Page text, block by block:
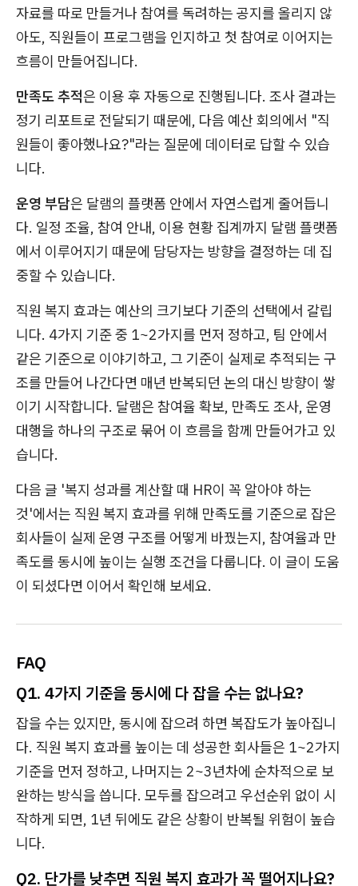
자료를 따로 만들거나 참여를 독려하는 공지를 올리지 않
아도, 직원들이 프로그램을 인지하고 첫 참여로 이어지는
흐름이 만들어집니다.
만족도 추적은 이용 후 자동으로 진행됩니다. 조사 결과는
정기 리포트로 전달되기 때문에, 다음 예산 회의에서 "직
원들이 좋아했나요?"라는 질문에 데이터로 답할 수 있습
니다.
운영 부담은 달램의 플랫폼 안에서 자연스럽게 줄어듭니
다. 일정 조율, 참여 안내, 이용 현황 집계까지 달램 플랫폼
에서 이루어지기 때문에 담당자는 방향을 결정하는 데 집
중할 수 있습니다.
직원 복지 효과는 예산의 크기보다 기준의 선택에서 갈립
니다. 4가지 기준 중 1~2가지를 먼저 정하고, 팀 안에서
같은 기준으로 이야기하고, 그 기준이 실제로 추적되는 구
조를 만들어 나간다면 매년 반복되던 논의 대신 방향이 쌓
이기 시작합니다. 달램은 참여율 확보, 만족도 조사, 운영
대행을 하나의 구조로 묶어 이 흐름을 함께 만들어가고 있
습니다.
다음 글 '복지 성과를 계산할 때 HR이 꼭 알아야 하는
것'에서는 직원 복지 효과를 위해 만족도를 기준으로 잡은
회사들이 실제 운영 구조를 어떻게 바꿨는지, 참여율과 만
족도를 동시에 높이는 실행 조건을 다룹니다. 이 글이 도움
이 되셨다면 이어서 확인해 보세요.
FAQ
Q1. 4가지 기준을 동시에 다 잡을 수는 없나요?
잡을 수는 있지만, 동시에 잡으려 하면 복잡도가 높아집니
다. 직원 복지 효과를 높이는 데 성공한 회사들은 1~2가지
기준을 먼저 정하고, 나머지는 2~3년차에 순차적으로 보
완하는 방식을 씁니다. 모두를 잡으려고 우선순위 없이 시
작하게 되면, 1년 뒤에도 같은 상황이 반복될 위험이 높습
니다.
Q2. 단가를 낮추면 직원 복지 효과가 꼭 떨어지나요?